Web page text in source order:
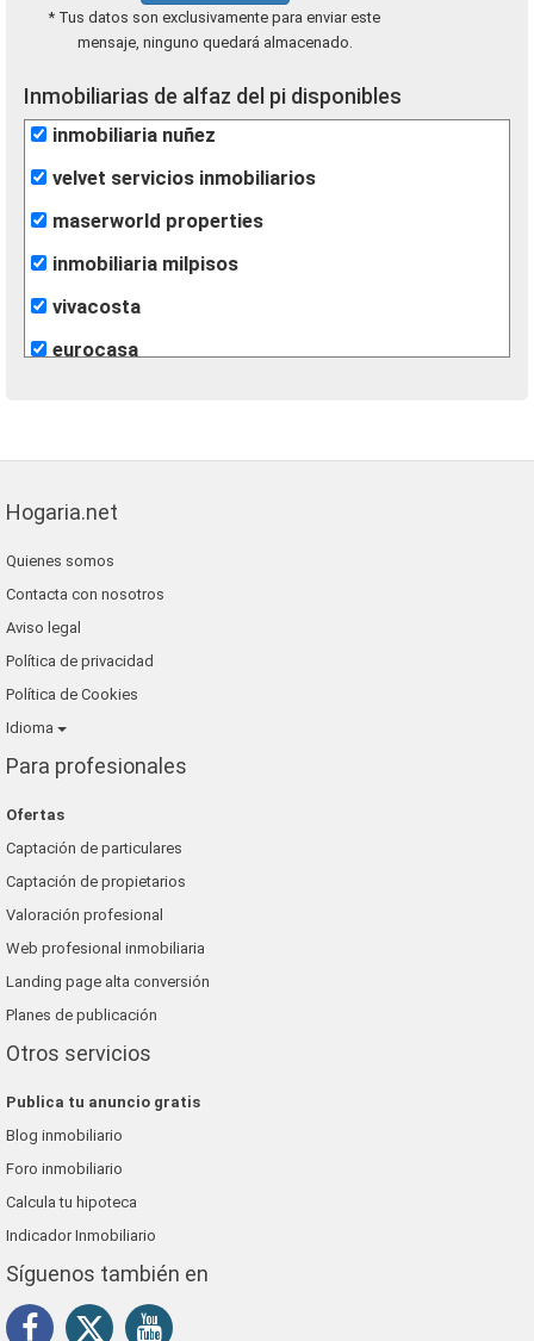
* Tus datos son exclusivamente para enviar este
mensaje, ninguno quedará almacenado.
Inmobiliarias de alfaz del pi disponibles
inmobiliaria nuñez
velvet servicios inmobiliarios
maserworld properties
inmobiliaria milpisos
vivacosta
eurocasa
Hogaria.net
Quienes somos
Contacta con nosotros
Aviso legal
Política de privacidad
Política de Cookies
Idioma
Para profesionales
Ofertas
Captación de particulares
Captación de propietarios
Valoración profesional
Web profesional inmobiliaria
Landing page alta conversión
Planes de publicación
Otros servicios
Publica tu anuncio gratis
Blog inmobiliario
Foro inmobiliario
Calcula tu hipoteca
Indicador Inmobiliario
Síguenos también en